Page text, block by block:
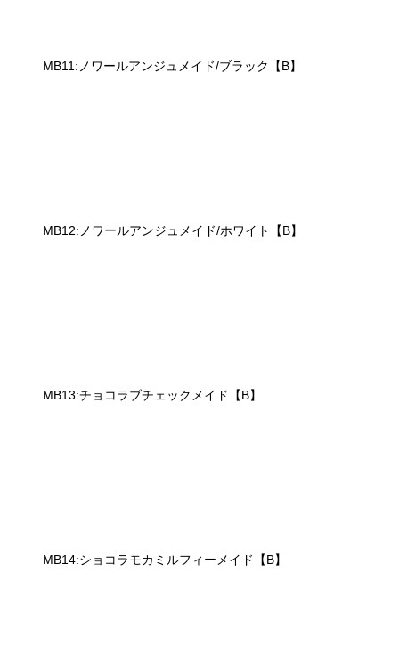
MB11:ノワールアンジュメイド/ブラック【B】
MB12:ノワールアンジュメイド/ホワイト【B】
MB13:チョコラブチェックメイド【B】
MB14:ショコラモカミルフィーメイド【B】